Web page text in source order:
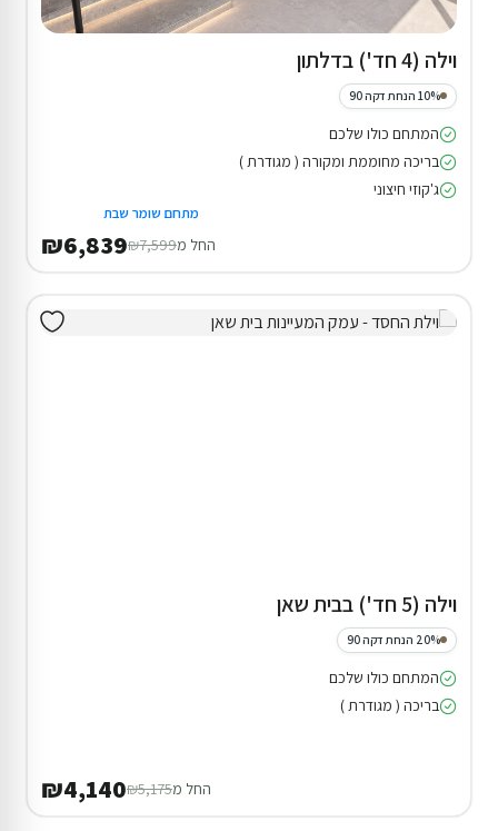
וילה (4 חד') בדלתון
10% הנחת דקה 90
המתחם כולו שלכם
בריכה מחוממת ומקורה ( מגודרת )
ג'קוזי חיצוני
מתחם שומר שבת
החל מ₪7,599
₪6,839
וילה (5 חד') בבית שאן
20% הנחת דקה 90
המתחם כולו שלכם
בריכה ( מגודרת )
החל מ₪5,175
₪4,140